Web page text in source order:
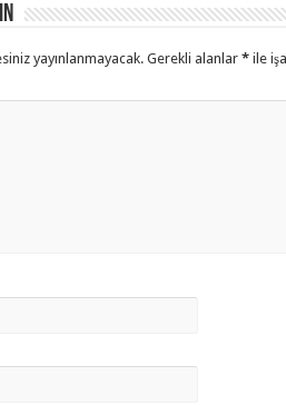
yayınlanmayacak. Gerekli alanlar *ile